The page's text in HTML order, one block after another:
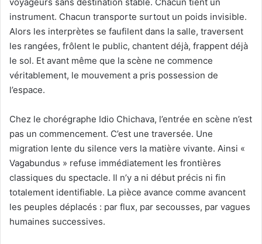
instrument. Chacun transporte surtout un poids invisible.
Alors les interprètes se faufilent dans la salle, traversent
les rangées, frôlent le public, chantent déjà, frappent déjà
le sol. Et avant même que la scène ne commence
véritablement, le mouvement a pris possession de
l’espace.
Chez le chorégraphe Idio Chichava, l’entrée en scène n’est
pas un commencement. C’est une traversée. Une
migration lente du silence vers la matière vivante. Ainsi «
Vagabundus » refuse immédiatement les frontières
classiques du spectacle. Il n’y a ni début précis ni fin
totalement identifiable. La pièce avance comme avancent
les peuples déplacés : par flux, par secousses, par vagues
humaines successives.